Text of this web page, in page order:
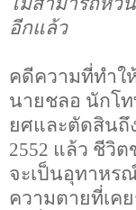
อีกแล้ว
คดีความที่ทำใ
นายชลอ นักโ
ยศและตัดสินถึ
2552 แล้ว ชีวิ
จะเป็นอุทาหร
ความตายที่เค